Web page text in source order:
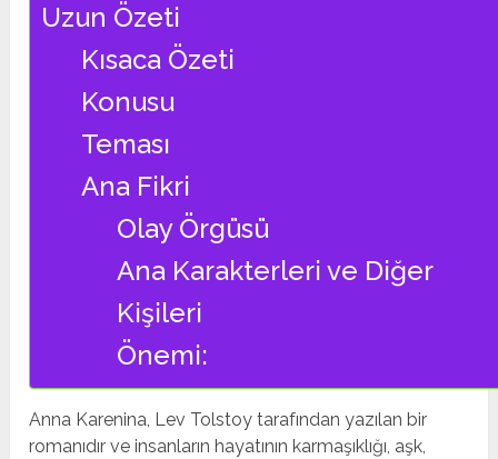
Uzun Özeti
Kısaca Özeti
Konusu
Teması
Ana Fikri
Olay Örgüsü
Ana Karakterleri ve Diğer
Kişileri
Önemi:
Anna Karenina, Lev Tolstoy tarafından yazılan bir
romanıdır ve insanların hayatının karmaşıklığı, aşk,